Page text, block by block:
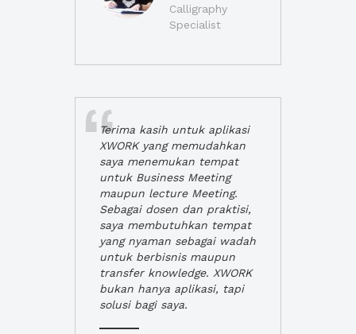
Calligraphy
Specialist
Terima kasih untuk aplikasi
XWORK yang memudahkan
saya menemukan tempat
untuk Business Meeting
maupun lecture Meeting.
Sebagai dosen dan praktisi,
saya membutuhkan tempat
yang nyaman sebagai wadah
untuk berbisnis maupun
transfer knowledge. XWORK
bukan hanya aplikasi, tapi
solusi bagi saya.